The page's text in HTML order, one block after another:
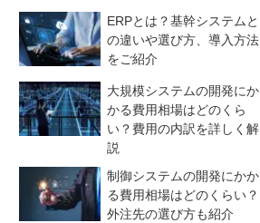
ERPとは？基幹システムと
の違いや選び方、導入方法
をご紹介
大規模システムの開発にか
かる費用相場はどのくら
い？費用の内訳を詳しく解
説
制御システムの開発にかか
る費用相場はどのくらい？
外注先の選び方も紹介